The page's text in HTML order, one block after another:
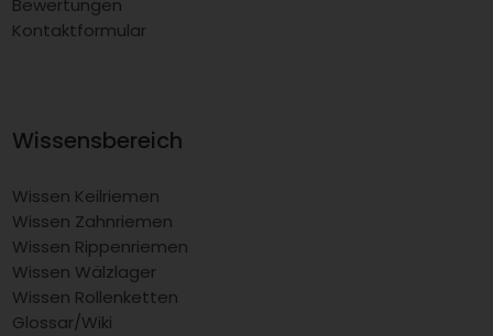
Bewertungen
Kontaktformular
Wissensbereich
Wissen Keilriemen
Wissen Zahnriemen
Wissen Rippenriemen
Wissen Wälzlager
Wissen Rollenketten
Glossar/Wiki